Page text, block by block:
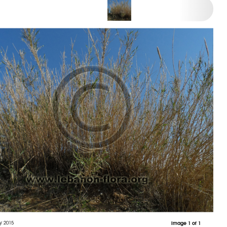
2015
Image 1 of 1